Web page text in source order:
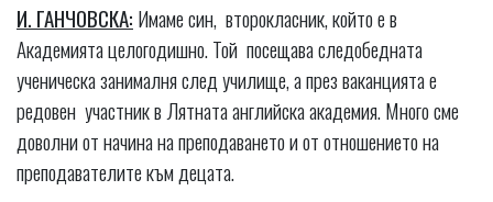
И. ГАНЧОВСКА: Имаме син, второкласник, който е в
Академията целогодишно. Той посещава следобедната
ученическа занималня след училище, а през ваканцията е
редовен участник в Лятната английска академия. Много сме
доволни от начина на преподаването и от отношението на
преподавателите към децата.